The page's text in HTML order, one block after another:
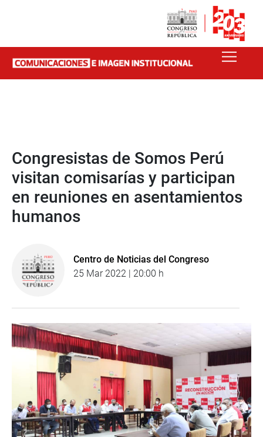
Congresistas de Somos Perú
visitan comisarías y participan
en reuniones en asentamientos
humanos
Centro de Noticias del Congreso
25 Mar 2022 | 20:00 h